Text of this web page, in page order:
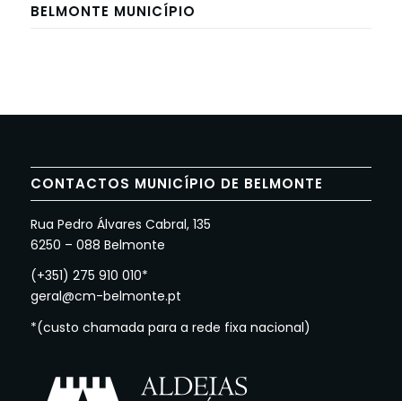
BELMONTE MUNICÍPIO
CONTACTOS MUNICÍPIO DE BELMONTE
Rua Pedro Álvares Cabral, 135
6250 – 088 Belmonte
(+351) 275 910 010*
geral@cm-belmonte.pt
*(custo chamada para a rede fixa nacional)